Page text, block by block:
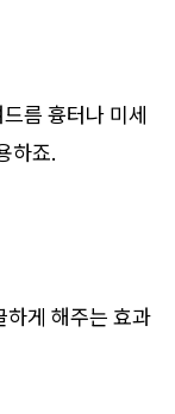
름 흉터나 미세
하죠.
하게 해주는 효과